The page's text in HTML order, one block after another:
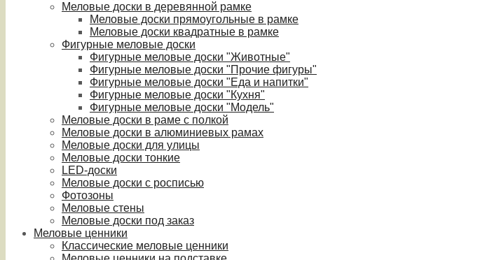
Меловые доски в деревянной рамке
Меловые доски прямоугольные в рамке
Меловые доски квадратные в рамке
Фигурные меловые доски
Фигурные меловые доски "Животные"
Фигурные меловые доски "Прочие фигуры"
Фигурные меловые доски "Еда и напитки"
Фигурные меловые доски "Кухня"
Фигурные меловые доски "Модель"
Меловые доски в раме с полкой
Меловые доски в алюминиевых рамах
Меловые доски для улицы
Меловые доски тонкие
LED-доски
Меловые доски с росписью
Фотозоны
Меловые стены
Меловые доски под заказ
Меловые ценники
Классические меловые ценники